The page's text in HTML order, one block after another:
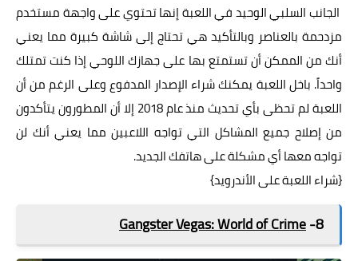
الجانب السلبي الوحيد في اللعبة إنها تحتوي على واجهة مستخدم
مزدحمة بالعناصر وبالتأكيد هي تحتاج إلى شاشة كبيرة مما يعني
أنك من الممكن أن تستمتع بها على جهازك اللوحي إذا كنت تمتلك
واحداً. باخل اللعبة يمكنك شراء الإصدار المدفوع وعلى الرغم من أن
اللعبة لم تحظى بأي تحديث منذ عام 2018 إلا أن المطورون يتأكدون
من إصلاح جميع المشاكل التي تواجه اللاعبين مما يعني أنك لن
تواجه معها أي مشكلة على هاتفك الجديد.
{شراء اللعبة على الأندرويد}
8-
Gangster Vegas: World of Crime